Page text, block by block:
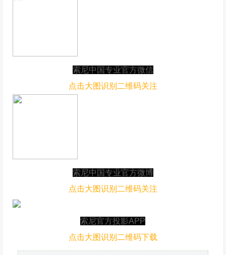
索尼中国专业官方微信
点击大图识别二维码关注
索尼中国专业官方微博
点击大图识别二维码关注
索尼官方投影APP
点击大图识别二维码下载